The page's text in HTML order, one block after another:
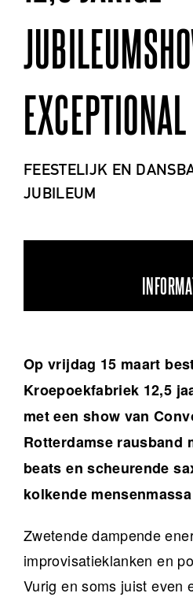
EXCEPTIONAL
FEESTELIJK EN
JUBILEUM
Op vrijdag 15 maart
Kroepoekfabriek 12,5
met een show van
Rotterdamse rausband
beats en scheurende
kolkende
Zwetende dampende
improvisatieklanken en
Vurig en soms juist even